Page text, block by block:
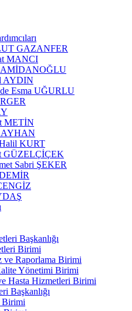
GAZANFER
MANCI
AYDIN
Esma UĞURLU
METİN
KURT
GÜZELÇİÇEK
Sabri ŞEKER
Başkanlığı
Birimi
ve Raporlama Birimi
Yönetimi Birimi
Hasta Hizmetleri Birimi
Başkanlığı